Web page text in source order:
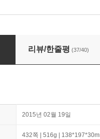
리뷰/한줄평 (37/40)
2015년 02월 19일
432쪽 | 516g |